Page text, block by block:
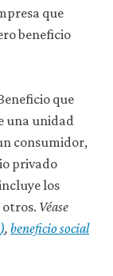
que
beneficio
que
una unidad
consumidor,
privado
los
otros. Véase
, beneficio social